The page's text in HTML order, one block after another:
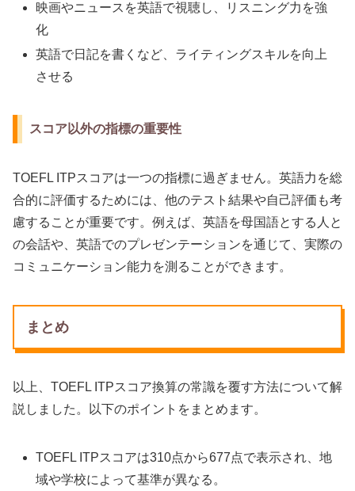
映画やニュースを英語で視聴し、リスニング力を強
化
英語で日記を書くなど、ライティングスキルを向上
させる
スコア以外の指標の重要性
TOEFL ITPスコアは一つの指標に過ぎません。英語力を総
合的に評価するためには、他のテスト結果や自己評価も考
慮することが重要です。例えば、英語を母国語とする人と
の会話や、英語でのプレゼンテーションを通じて、実際の
コミュニケーション能力を測ることができます。
まとめ
以上、TOEFL ITPスコア換算の常識を覆す方法について解
説しました。以下のポイントをまとめます。
TOEFL ITPスコアは310点から677点で表示され、地
域や学校によって基準が異なる。